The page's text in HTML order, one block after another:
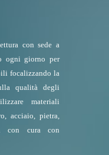
con sede a
ogni giorno per
focalizzando la
qualità degli
materiali
acciaio, pietra,
con cura con